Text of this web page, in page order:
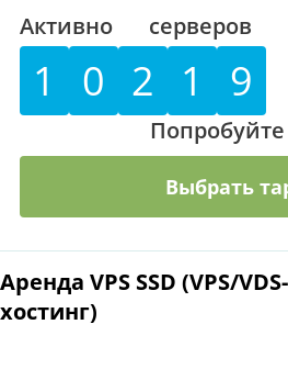
Активно
1 0 2 1 9
серверов
Выбрать
Аренда VPS SSD (VPS/
хостинг)